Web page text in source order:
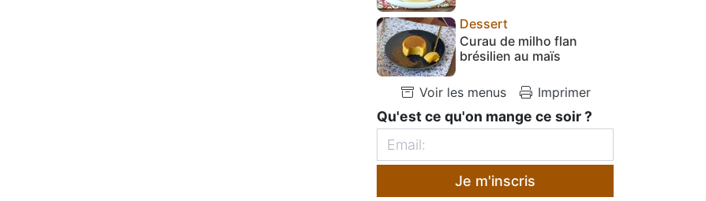
Dessert
Curau de milho flan
brésilien au maïs
Voir les menus Imprimer
Qu'est ce qu'on mange ce soir ?
Je m'inscris